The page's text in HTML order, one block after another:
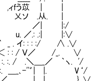
苡㍉ | |
.从. |
| |:/
.: .:| |:∨
イ: : : :/ ∧ .∨
: : / Ｖ／ /_. ∨
＿_／ ｀ヽ. '/
_､-''゛| |. V‘/
／. | |. }. ∨